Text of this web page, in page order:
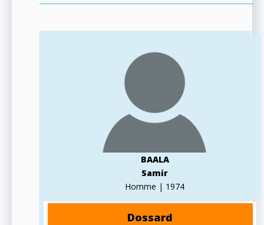
BAALA
Samir
Homme | 1974
Dossard